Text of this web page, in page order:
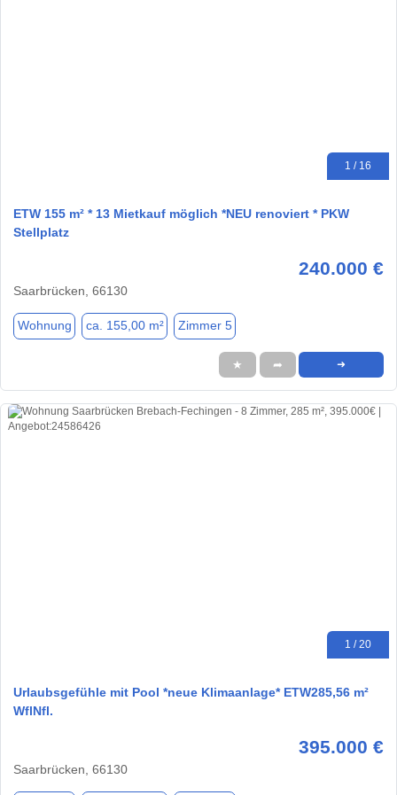
1 / 16
ETW 155 m² * 13 Mietkauf möglich *NEU renoviert * PKW
Stellplatz
240.000 €
Saarbrücken, 66130
Wohnung ca. 155,00 m² Zimmer 5
★ ➦ ➜
1 / 20
Urlaubsgefühle mit Pool *neue Klimaanlage* ETW285,56 m²
WflNfl.
395.000 €
Saarbrücken, 66130